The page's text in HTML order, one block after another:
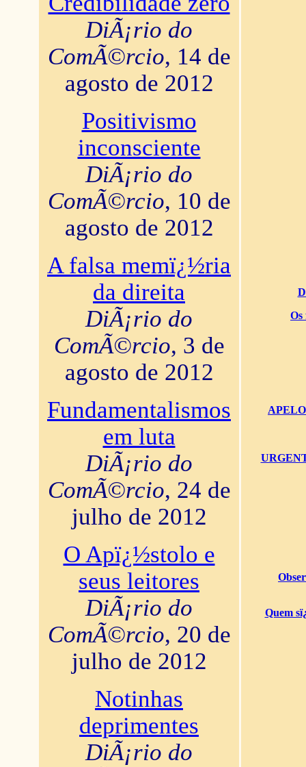
DiÃ¡rio do
ComÃ©rcio, 14 de
agosto de 2012
Positivismo
inconsciente
DiÃ¡rio do
ComÃ©rcio, 10 de
agosto de 2012
A falsa memï¿½ria
da direita
DiÃ¡rio do
ComÃ©rcio, 3 de
agosto de 2012
Fundamentalismos
em luta
DiÃ¡rio do
ComÃ©rcio, 24 de
julho de 2012
O Apï¿½stolo e
seus leitores
DiÃ¡rio do
ComÃ©rcio, 20 de
julho de 2012
Notinhas
deprimentes
DiÃ¡rio do
Os
Quem